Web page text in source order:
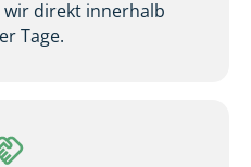
direkt innerhalb
Tage.